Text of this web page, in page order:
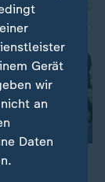
auf
Gerät
wir
an
Daten